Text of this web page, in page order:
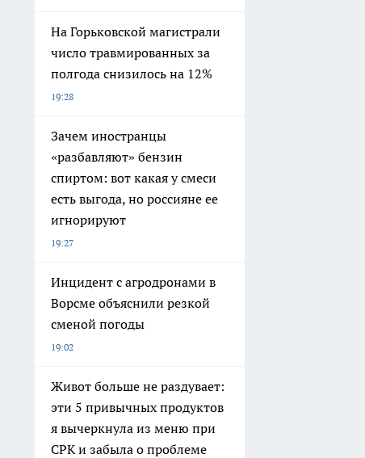
На Горьковской магистрали
число травмированных за
полгода снизилось на 12%
19:28
Зачем иностранцы
«разбавляют» бензин
спиртом: вот какая у смеси
есть выгода, но россияне ее
игнорируют
19:27
Инцидент с агродронами в
Ворсме объяснили резкой
сменой погоды
19:02
Живот больше не раздувает:
эти 5 привычных продуктов
я вычеркнула из меню при
СРК и забыла о проблеме